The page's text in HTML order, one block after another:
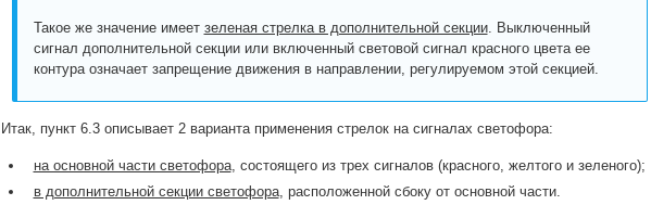
Такое же значение имеет зеленая стрелка в дополнительной секции. Выключенный
сигнал дополнительной секции или включенный световой сигнал красного цвета ее
контура означает запрещение движения в направлении, регулируемом этой секцией.
Итак, пункт 6.3 описывает 2 варианта применения стрелок на сигналах светофора:
на основной части светофора, состоящего из трех сигналов (красного, желтого и зеленого);
в дополнительной секции светофора, расположенной сбоку от основной части.